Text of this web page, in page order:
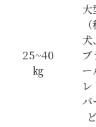
25~40
㎏
大
犬
ブ
ー
レ
バ